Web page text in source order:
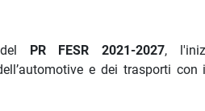
PR FESR 2021-2027,
e dei trasporti